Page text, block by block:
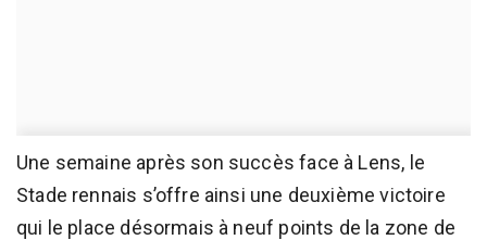
Une semaine après son succès face à Lens, le
Stade rennais s’offre ainsi une deuxième victoire
qui le place désormais à neuf points de la zone de